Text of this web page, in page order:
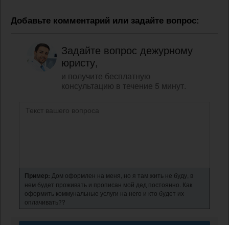
Добавьте комментарий или задайте вопрос:
Задайте вопрос дежурному
юристу,
и получите бесплатную
консультацию в течение 5 минут.
Пример: Дом оформлен на меня, но я там жить не буду, в
нем будет проживать и прописан мой дед постоянно. Как
оформить коммунальные услуги на него и кто будет их
оплачивать??